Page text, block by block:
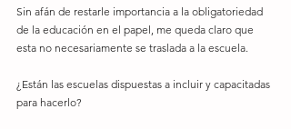
Sin afán de restarle importancia a la obligatoriedad
de la educación en el papel, me queda claro que
esta no necesariamente se traslada a la escuela.
¿Están las escuelas dispuestas a incluir y capacitadas
para hacerlo?